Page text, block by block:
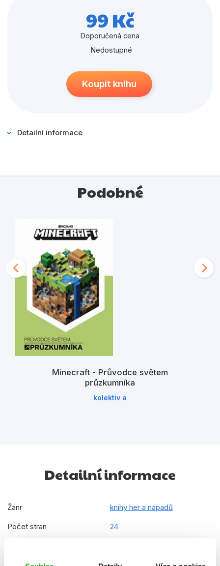
Zdraví a životní styl
Všechny kategorie
99 Kč
Doporučená cena
Nedostupné
Koupit knihu
Detailní informace
Podobné
Minecraft - Průvodce světem
průzkumníka
kolektiv a
Detailní informace
Žánr knihy her a nápadů
Počet stran 24